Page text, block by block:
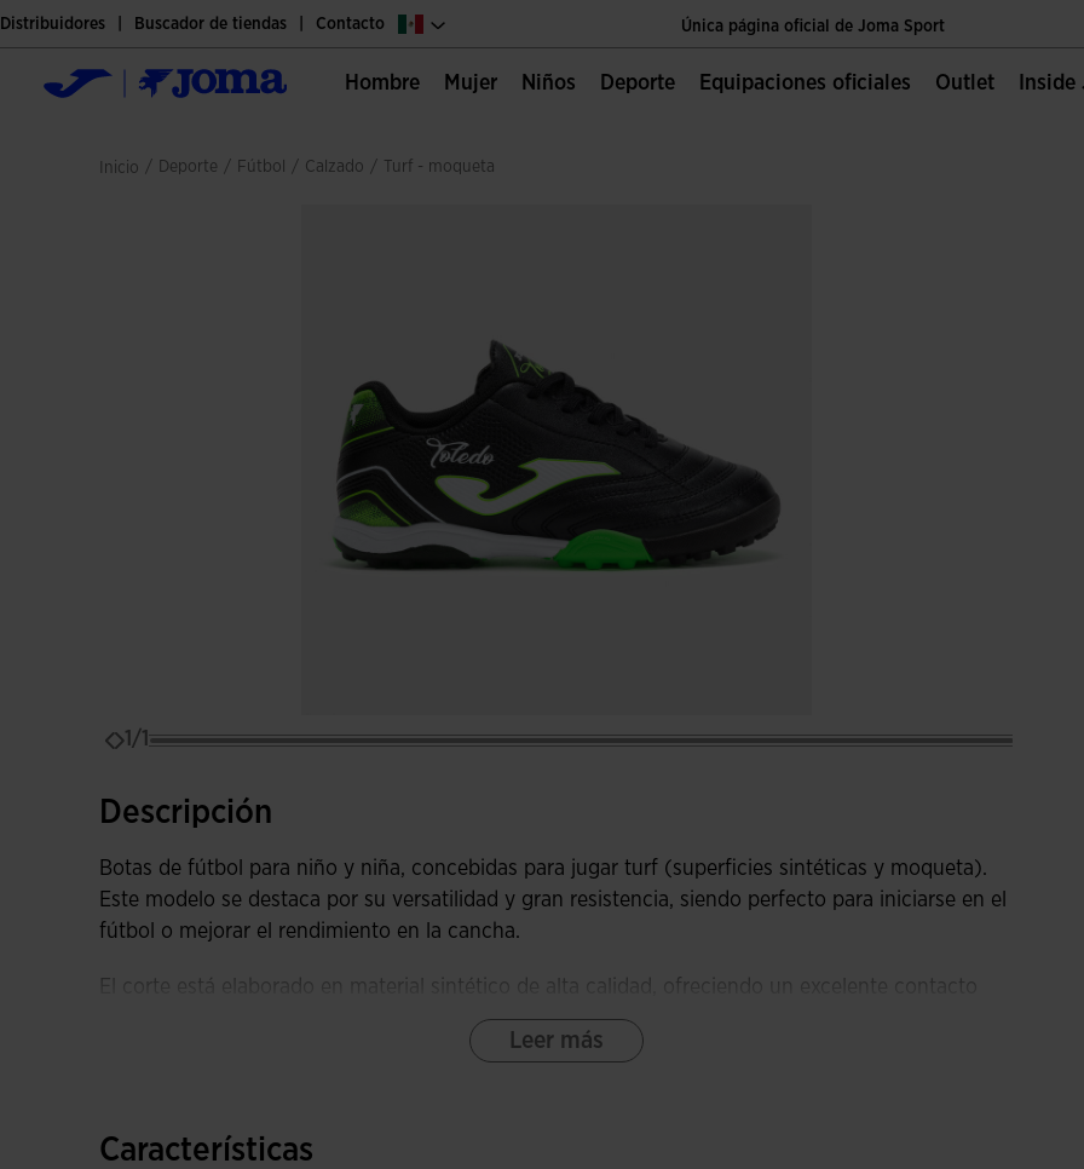
Única página oficial de Joma Sport
Envíos gratis a partir de $2 000.00 MXN
Distribuidores Buscador de tiendas Contacto
Hombre Mujer Niños Deporte Equipaciones oficiales Outlet Inside
Inicio / deporte / fútbol / calzado / turf - moqueta
1/1
Descripción
Botas de fútbol para niño y niña, concebidas para jugar turf (superficies sintéticas y moqueta).
Este modelo se destaca por su versatilidad y gran resistencia, siendo perfecto para iniciarse en el
fútbol o mejorar el rendimiento en la cancha.
El corte está elaborado en material sintético de alta calidad, ofreciendo un excelente contacto
con el balón para mayor precisión en cada toque. Su diseño está pensado para proporcionar el
máximo rendimiento y comodidad durante el juego.
abrasión y agarre a la superficie. Con estructura multitaco que disminuye la presión de la pisada
Leer más
Características